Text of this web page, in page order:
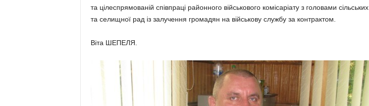
та цілеспрямованій співпраці районного військового комісаріату з головами сільських
та селищної рад із залучення громадян на військову службу за контрактом.
Віта ШЕПЕЛЯ.